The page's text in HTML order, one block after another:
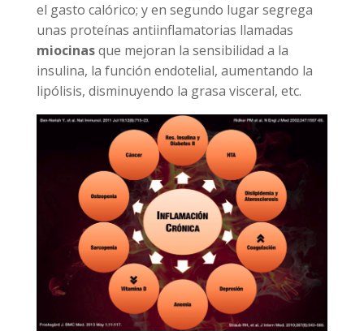
el gasto calórico; y en segundo lugar segrega
unas proteínas antiinflamatorias llamadas
miocinasque mejoran la sensibilidad a la
insulina, la función endotelial, aumentando la
lipólisis, disminuyendo la grasa visceral, etc.